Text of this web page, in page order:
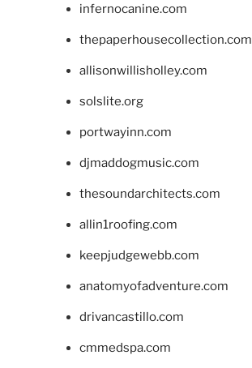
infernocanine.com
thepaperhousecollection.com
allisonwillisholley.com
solslite.org
portwayinn.com
djmaddogmusic.com
thesoundarchitects.com
allin1roofing.com
keepjudgewebb.com
anatomyofadventure.com
drivancastillo.com
cmmedspa.com